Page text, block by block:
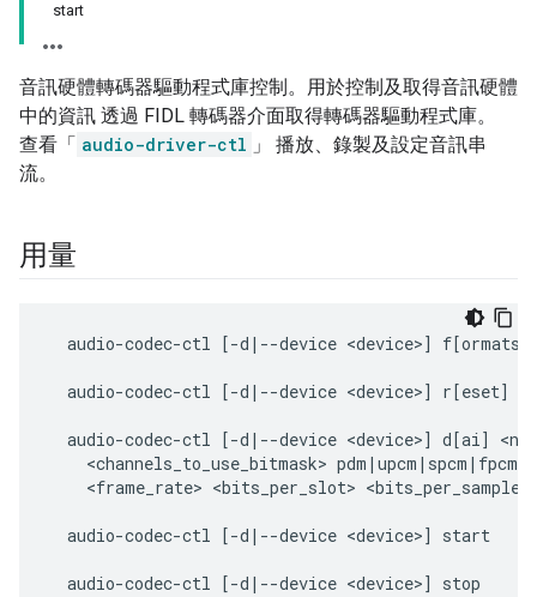
start
音訊硬體轉碼器驅動程式庫控制。用於控制及取得音訊硬體
中的資訊 透過 FIDL 轉碼器介面取得轉碼器驅動程式庫。
查看「 audio-driver-ctl 」 播放、錄製及設定音訊串
流。
用量
  audio-codec-ctl [-d|--device <device>] f[ormats]
  audio-codec-ctl [-d|--device <device>] r[eset]
audio-codec-ctl [-d|--device <device>] d[ai]
<channels_to_use_bitmask> pdm|upcm|spcm|fpcm
    <frame_rate> <bits_per_slot> <bits_per_sample>
  audio-codec-ctl [-d|--device <device>] start
  audio-codec-ctl [-d|--device <device>] stop